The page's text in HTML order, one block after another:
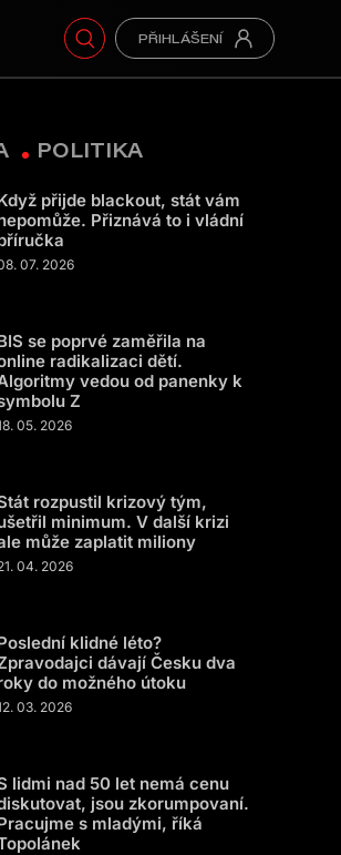
POLITIKA
přijde blackout, stát vám
Přiznává to i vládní
07. 2026
se poprvé zaměřila na
radikalizaci dětí.
vedou od panenky k
Z
05. 2026
rozpustil krizový tým,
minimum. V další krizi
může zaplatit miliony
04. 2026
klidné léto?
dávají Česku dva
do možného útoku
03. 2026
lidmi nad 50 let nemá cenu
jsou zkorumpovaní.
s mladými, říká